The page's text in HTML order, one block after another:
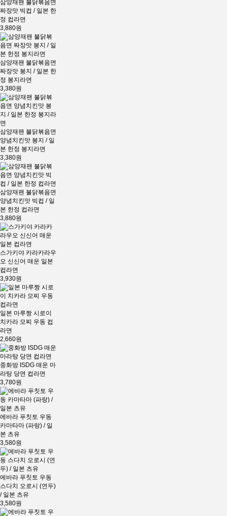
삼양재팬 불닭볶음면
짜장맛 빅컵 / 일본 한
정 컵라면
3,880원
삼양재팬 불닭볶음면
짜장맛 봉지 / 일본 한
정 봉지라면
3,380원
삼양재팬 불닭볶음면
양념치킨맛 봉지 / 일
본 한정 봉지라면
3,380원
삼양재팬 불닭볶음면
양념치킨맛 빅컵 / 일
본 한정 컵라면
3,880원
스가키야 카라카라우
오 신신어 매운 일본
컵라면
3,930원
일본 마루짱 시로이
치카라 모찌 우동 컵
라면
2,660원
중화방 ISDG 매운 마
라탕 당면 컵라면
3,780원
에바라 푸칫토 우동
카마타마 (파랑) / 일
본 츠유
3,580원
에바라 푸칫토 우동
스다치 오로시 (연두)
/ 일본 츠유
3,580원